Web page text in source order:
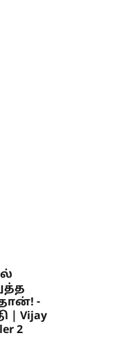
-
| Vijay
2